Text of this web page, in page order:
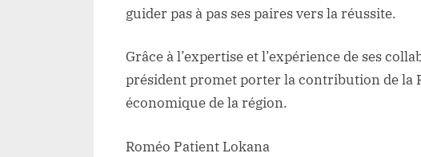
guider pas à pas ses paires vers la réussite.
Grâce à l’expertise et l’expérience de ses
président promet porter la contribution de la
économique de la région.
Roméo Patient Lokana